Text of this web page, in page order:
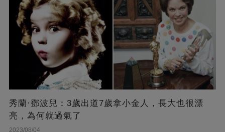
秀蘭·鄧波兒：3歲出道7歲拿小金人，長大也很漂
亮，為何就過氣了
2023/08/04